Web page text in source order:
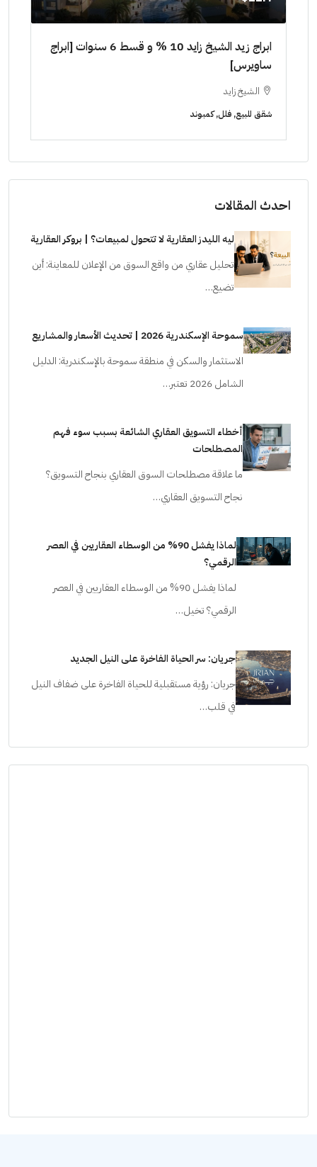
ابراج زيد الشيخ زايد 10 % و قسط 6 سنوات [ابراج
ساويرس]
الشيخ زايد
شقق للبيع, فلل, كمبوند
احدث المقالات
ليه الليدز العقارية لا تتحول لمبيعات؟ | بروكر العقارية
تحليل عقاري من واقع السوق من الإعلان للمعاينة: أين
تضيع…
سموحة الإسكندرية 2026 | تحديث الأسعار والمشاريع
الاستثمار والسكن في منطقة سموحة بالإسكندرية: الدليل
الشامل 2026 تعتبر…
أخطاء التسويق العقاري الشائعة بسبب سوء فهم
المصطلحات
ما علاقة مصطلحات السوق العقاري بنجاح التسويق؟
نجاح التسويق العقاري…
لماذا يفشل 90% من الوسطاء العقاريين في العصر
الرقمي؟
لماذا يفشل 90% من الوسطاء العقاريين في العصر
الرقمي؟ تخيل…
جريان: سر الحياة الفاخرة على النيل الجديد
جريان: رؤية مستقبلية للحياة الفاخرة على ضفاف النيل
في قلب…